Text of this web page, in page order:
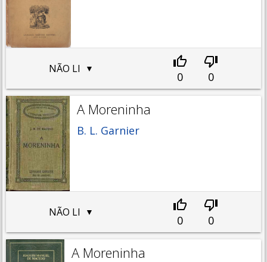
NÃO LI
0 0
A Moreninha
B. L. Garnier
NÃO LI
0 0
A Moreninha